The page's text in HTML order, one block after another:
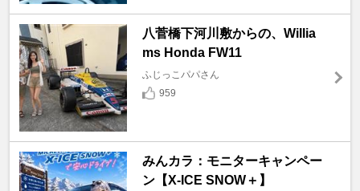
八菅橋下河川敷からの、Willia
ms Honda FW11
ふじっこパパさん
959
みんカラ：モニターキャンペー
ン【X-ICE SNOW＋】